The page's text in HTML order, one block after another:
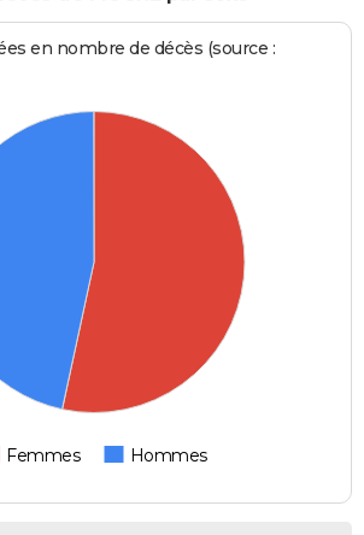
en nombre de décès (source :
Femmes Hommes